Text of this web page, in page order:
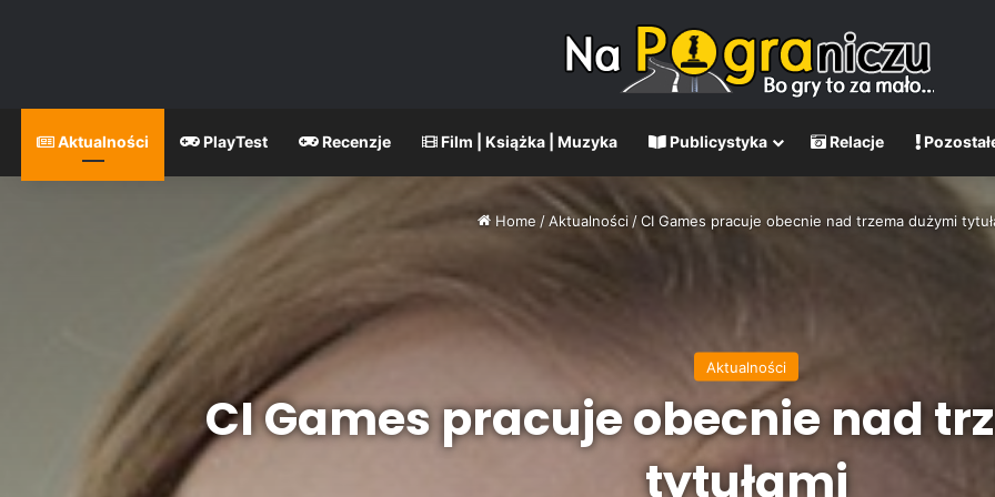
Aktualności PlayTest Recenzje Film | Książka | Muzyka Publicystyka Relacje
Home / Aktualności / CI Games pracuje obecnie nad trzema dużymi
Aktualności
CI Games pracuje obecnie nad
tytułami